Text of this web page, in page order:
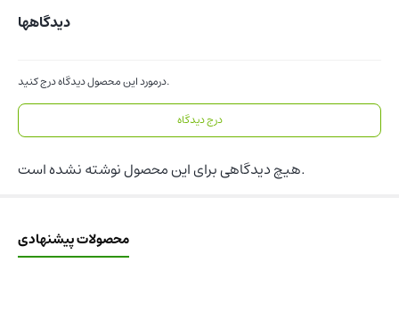
دیدگاهها
درمورد این محصول دیدگاه درج کنید.
درج دیدگاه
هیچ دیدگاهی برای این محصول نوشته نشده است.
محصولات پیشنهادی